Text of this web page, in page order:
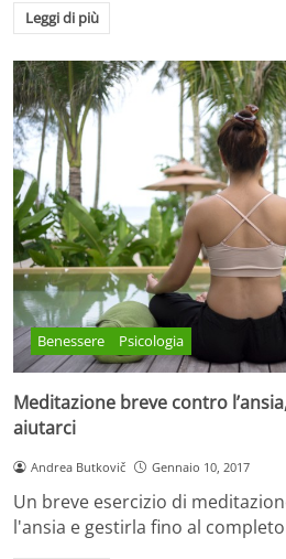
Leggi di più
Benessere Psicologia
Meditazione breve contro
aiutarci
Andrea Butkovič Gennaio 10, 2017
Un breve esercizio di
l'ansia e gestirla fino al